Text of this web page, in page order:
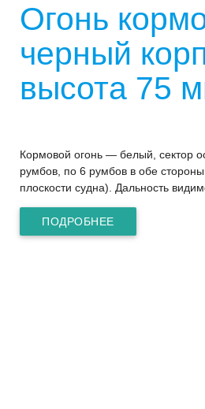
Огонь
черный
высота 75
Кормовой огонь — белый, сектор
румбов, по 6 румбов в обе
плоскости судна). Дальность
ПОДРОБНЕЕ